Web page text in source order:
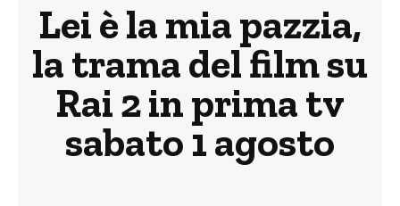
Lei è la mia pazzia,
la trama del film su
Rai 2 in prima tv
sabato 1 agosto